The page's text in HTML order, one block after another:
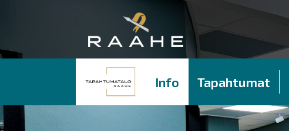
Info Tapahtumat